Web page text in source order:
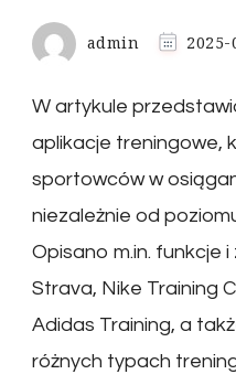
admin 2025-
W artykule
aplikacje treningowe,
sportowców w
niezależnie od
Opisano m.in. funkcje
Strava, Nike Training
Adidas Training, a
różnych typach